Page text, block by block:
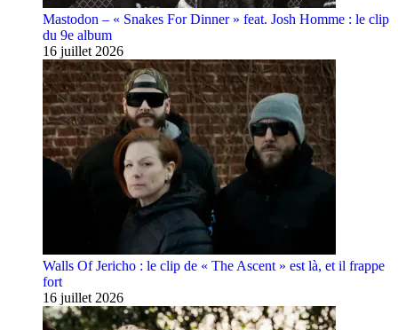
Mastodon – « Snakes For Dinner » feat. Josh Homme : le clip
du 9e album
16 juillet 2026
Walls Of Jericho : le clip de « The Ascent » est là, et il frappe
fort
16 juillet 2026